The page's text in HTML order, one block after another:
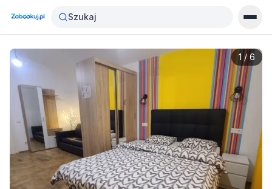
Szukaj
1 / 6